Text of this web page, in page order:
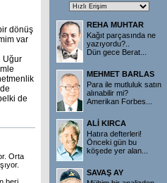
dönüş
var
Uğur
de
Orta
REHA MUHTAR
Kağıt parçasında ne
yazıyordu?..
Dün gece Berat
MEHMET BARLAS
Para ile mutluluk satın
alınabilir mi?
Amerikan Forbes
ALİ KIRCA
Hatıra defterleri!
Önceki gün bu
köşede yer alan
SAVAŞ AY